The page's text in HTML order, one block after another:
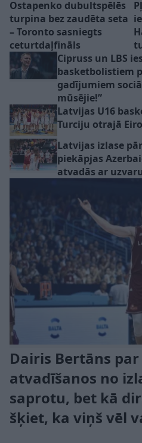
Ostapenko dubultspēlēs
turpina bez zaudēta seta
– Toronto sasniegts
ceturtdaļfināls
Cipruss un LBS
basketbolistiem
gadījumiem
mūsējie!”
Latvijas U16
Turciju otrajā
Latvijas izlase
piekāpjas
atvadās ar
Dairis Bertāns
atvadīšanos no
saprotu, bet kā
šķiet, ka viņš vēl